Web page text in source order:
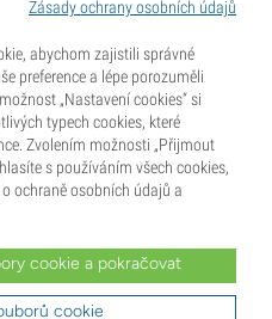
Zásady ochrany osobních údajů
abychom zajistili správné
preference a lépe porozuměli
„Nastavení cookies“ si
typech cookies, které
Zvolením možnosti „Přijmout
s používáním všech cookies,
ochraně osobních údajů a
cookie a pokračovat
cookie
semen je v mnoha zemích nezákonné. Před
se vzdáváte jakýchkoli nároků vůči společnosti